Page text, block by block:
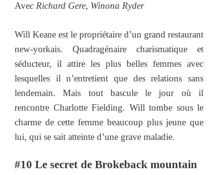
Avec Richard Gere, Winona Ryder
Will Keane est le propriétaire d’un grand restaurant
new-yorkais. Quadragénaire charismatique et
séducteur, il attire les plus belles femmes avec
lesquelles il n’entretient que des relations sans
lendemain. Mais tout bascule le jour où il
rencontre Charlotte Fielding. Will tombe sous le
charme de cette femme beaucoup plus jeune que
lui, qui se sait atteinte d’une grave maladie.
#10 Le secret de Brokeback mountain